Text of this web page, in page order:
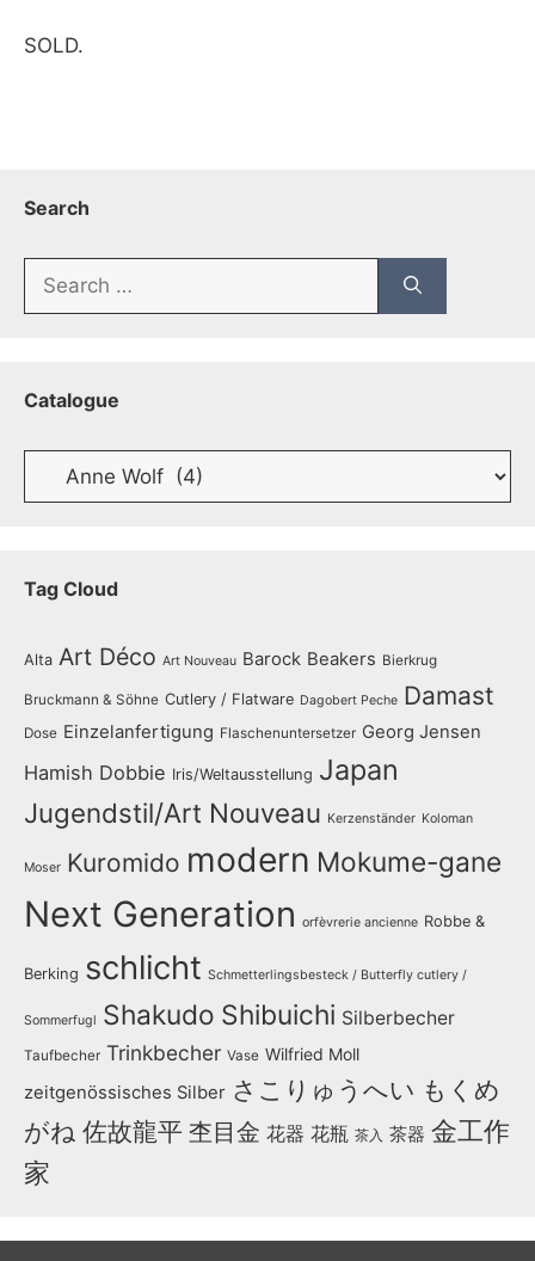
SOLD.
Search
Search
Catalogue
Catalogue
Tag Cloud
Alta Art Déco Art Nouveau Barock Beakers Bierkrug
Bruckmann & Söhne Cutlery / Flatware Dagobert Peche Damast
Dose Einzelanfertigung Flaschenuntersetzer Georg Jensen
Hamish Dobbie Iris/Weltausstellung Japan
Jugendstil/Art Nouveau Kerzenständer Koloman
Moser Kuromido modern Mokume-gane
Next Generation orfèvrerie ancienne Robbe &
Berking schlicht Schmetterlingsbesteck / Butterfly cutlery /
Sommerfugl Shakudo Shibuichi Silberbecher
Taufbecher Trinkbecher Vase Wilfried Moll
zeitgenössisches Silber さこりゅうへい もくめ
がね 佐故龍平 杢目金 花器 花瓶 茶入 茶器 金工作
家